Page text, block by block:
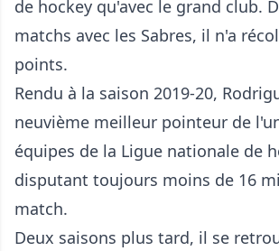
de hockey qu'avec le grand club.
matchs avec les Sabres, il n'a
points.
Rendu à la saison 2019-20,
neuvième meilleur pointeur de
équipes de la Ligue nationale de
disputant toujours moins de 16
match.
Deux saisons plus tard, il se